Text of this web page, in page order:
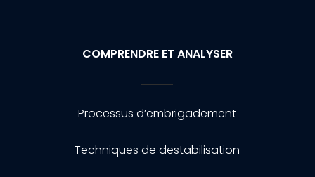
COMPRENDRE ET ANALYSER
Processus d’embrigadement
Techniques de destabilisation